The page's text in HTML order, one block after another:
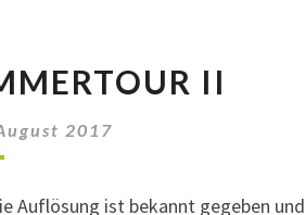
II
2017
Auflösung ist bekannt gegeben und